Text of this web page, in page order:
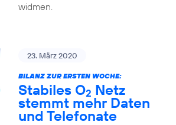
widmen.
23. März 2020
BILANZ ZUR ERSTEN WOCHE:
Stabiles O2 Netz
stemmt mehr Daten
und Telefonate